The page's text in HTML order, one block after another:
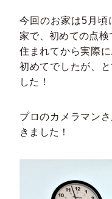
今回のお家は5月頃
家で、初めての点検
住まれてから実際
初めてでしたが、
した！
プロのカメラマン
きました！